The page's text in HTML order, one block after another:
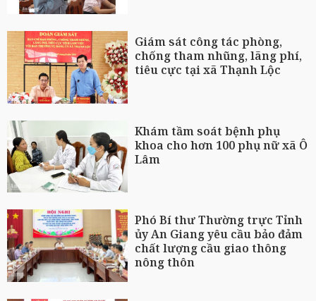
Giám sát công tác phòng,
chống tham nhũng, lãng phí,
tiêu cực tại xã Thạnh Lộc
Khám tầm soát bệnh phụ
khoa cho hơn 100 phụ nữ xã Ô
Lâm
Phó Bí thư Thường trực Tỉnh
ủy An Giang yêu cầu bảo đảm
chất lượng cầu giao thông
nông thôn